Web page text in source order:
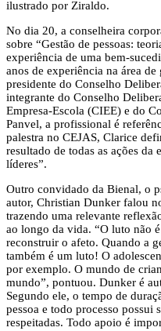
ilustrado por Ziraldo.
No dia 20, a conselheira
sobre “Gestão de pessoas:
experiência de uma bem-
anos de experiência na área
presidente do Conselho
integrante do Conselho
Empresa-Escola (CIEE) e do
Panvel, a profissional é
palestra no CEJAS, Clarice
resultado de todas as ações da
líderes”.
Outro convidado da Bienal, o
autor, Christian Dunker falou
trazendo uma relevante
ao longo da vida. “O luto não
reconstruir o afeto. Quando a
também é um luto! O
por exemplo. O mundo de
mundo”, pontuou. Dunker é
Segundo ele, o tempo de
pessoa e todo processo possui
respeitadas. Todo apoio é